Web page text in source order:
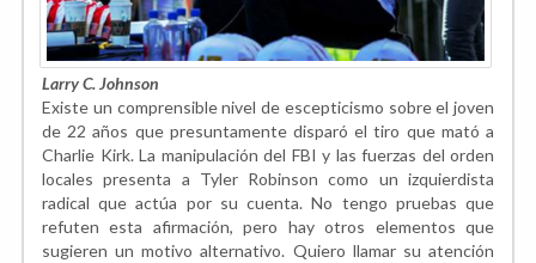
Larry C. Johnson
Existe un comprensible nivel de escepticismo sobre el joven
de 22 años que presuntamente disparó el tiro que mató a
Charlie Kirk. La manipulación del FBI y las fuerzas del orden
locales presenta a Tyler Robinson como un izquierdista
radical que actúa por su cuenta. No tengo pruebas que
refuten esta afirmación, pero hay otros elementos que
sugieren un motivo alternativo. Quiero llamar su atención